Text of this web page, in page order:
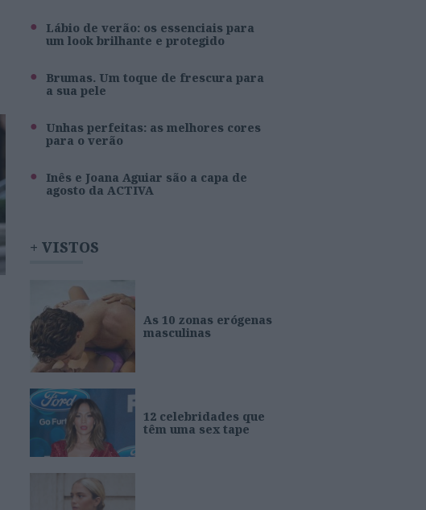
Lábio de verão: os essenciais para
um look brilhante e protegido
Brumas. Um toque de frescura para
a sua pele
Unhas perfeitas: as melhores cores
para o verão
Inês e Joana Aguiar são a capa de
agosto da ACTIVA
+ VISTOS
As 10 zonas erógenas
masculinas
12 celebridades que
têm uma sex tape